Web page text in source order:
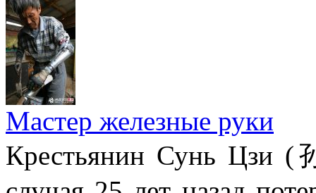
Мастер железные руки
Крестьянин Сунь Цзи (